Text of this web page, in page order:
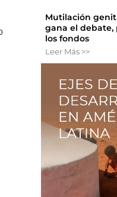
Mutilación
gana el debate,
los fondos
Leer Más >>